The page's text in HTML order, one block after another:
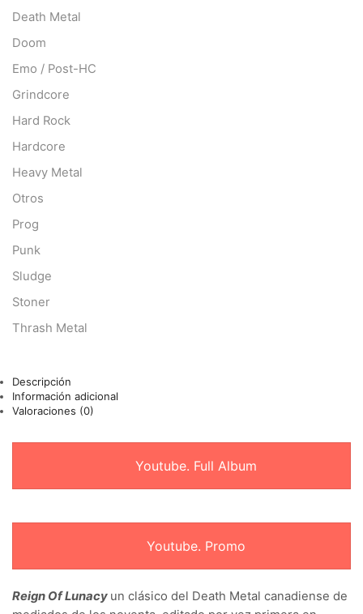
Death Metal
Doom
Emo / Post-HC
Grindcore
Hard Rock
Hardcore
Heavy Metal
Otros
Prog
Punk
Sludge
Stoner
Thrash Metal
Descripción
Información adicional
Valoraciones (0)
Youtube. Full Album
Youtube. Promo
Reign Of Lunacy un clásico del Death Metal canadiense de